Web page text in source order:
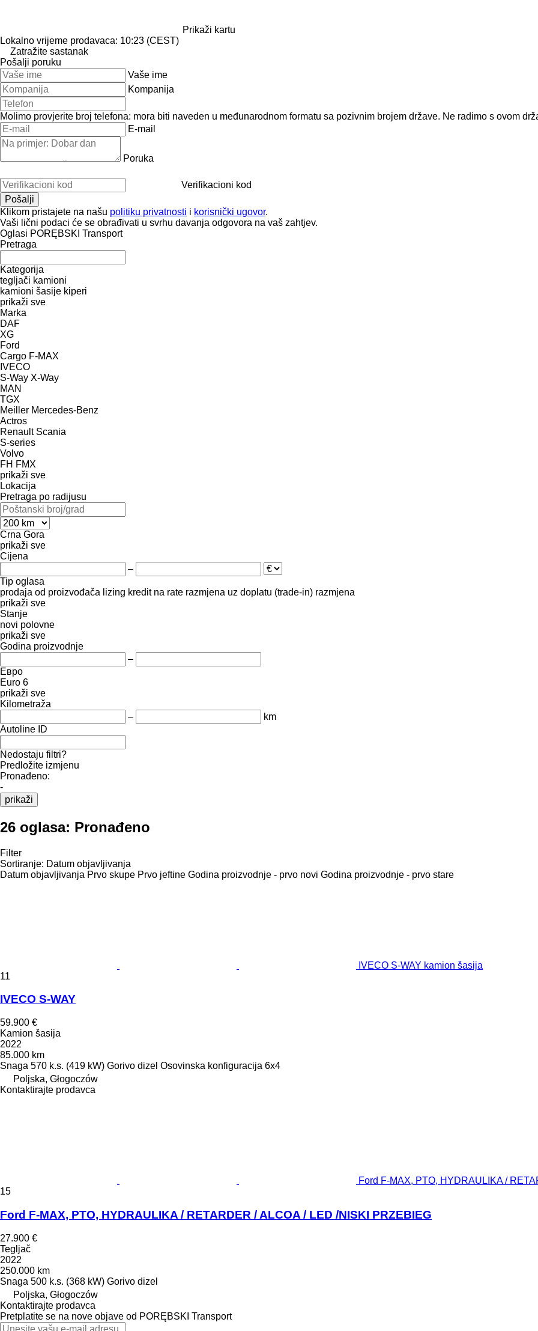
Prikaži kartu
Lokalno vrijeme prodavaca: 10:23 (CEST)
Zatražite sastanak
Pošalji poruku
Vaše ime
Kompanija
Molimo provjerite broj telefona: mora biti naveden u međunarodnom formatu sa pozivnim brojem države. Ne radimo s ovom
E-mail
Poruka
Verifikacioni kod
Klikom pristajete na našu politiku privatnosti i korisnički ugovor.
Vaši lični podaci će se obrađivati ​​u svrhu davanja odgovora na vaš zahtjev.
Oglasi PORĘBSKI Transport
Pretraga
Kategorija
tegljači kamioni
kamioni šasije kiperi
prikaži sve
Marka
DAF
XG
Ford
Cargo F-MAX
IVECO
S-Way X-Way
MAN
TGX
Meiller Mercedes-Benz
Actros
Renault Scania
S-series
Volvo
FH FMX
prikaži sve
Lokacija
Pretraga po radijusu
Crna Gora
prikaži sve
Cijena
–
Tip oglasa
prodaja od proizvođača lizing kredit na rate razmjena uz doplatu (trade-in) razmjena
prikaži sve
Stanje
novi polovne
prikaži sve
Godina proizvodnje
–
Евро
Euro 6
prikaži sve
Kilometraža
–
km
Autoline ID
Nedostaju filtri?
Predložite izmjenu
Pronađeno:
-
prikaži
26 oglasa: Pronađeno
Filter
Sortiranje: Datum objavljivanja
Datum objavljivanja Prvo skupe Prvo jeftine Godina proizvodnje - prvo novi Godina proizvodnje - prvo stare
IVECO S-WAY kamion šasija
11
IVECO S-WAY
59.900 €
Kamion šasija
2022
85.000 km
Snaga 570 k.s. (419 kW) Gorivo dizel Osovinska konfiguracija 6x4
Poljska, Głogoczów
Kontaktirajte prodavca
Ford F-MAX, PTO, HYDRAULIKA /
15
Ford F-MAX, PTO, HYDRAULIKA / RETARDER / ALCOA / LED /NISKI PRZEBIEG
27.900 €
Tegljač
2022
250.000 km
Snaga 500 k.s. (368 kW) Gorivo dizel
Poljska, Głogoczów
Kontaktirajte prodavca
Pretplatite se na nove objave od PORĘBSKI Transport